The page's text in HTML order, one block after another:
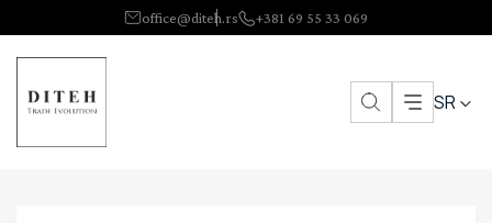
office@diteh.rs +381 69 55 33 069
SR